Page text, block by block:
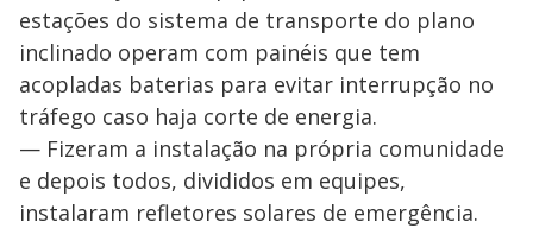
estações do sistema de transporte do plano
inclinado operam com painéis que tem
acopladas baterias para evitar interrupção no
tráfego caso haja corte de energia.
— Fizeram a instalação na própria comunidade
e depois todos, divididos em equipes,
instalaram refletores solares de emergência.